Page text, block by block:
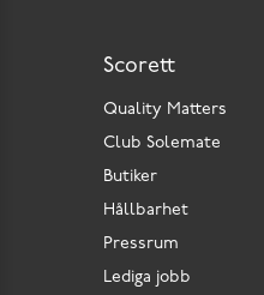
Scorett
Quality Matters
Club Solemate
Butiker
Hållbarhet
Pressrum
Lediga jobb